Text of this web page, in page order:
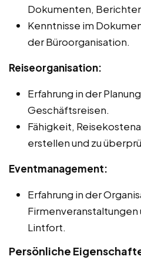
Dokumenten,
Kenntnisse im
der Büroorganisation.
Reiseorganisation:
Erfahrung in der
Geschäftsreisen.
Fähigkeit,
erstellen und zu
Eventmanagement:
Erfahrung in der
Lintfort.
Persönliche